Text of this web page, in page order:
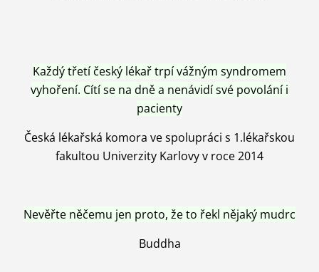
Každý třetí český lékař trpí vážným syndromem
vyhoření. Cítí se na dně a nenávidí své povolání i
pacienty
Česká lékařská komora ve spolupráci s 1.lékařskou
fakultou Univerzity Karlovy v roce 2014
Nevěřte něčemu jen proto, že to řekl nějaký mudrc
Buddha